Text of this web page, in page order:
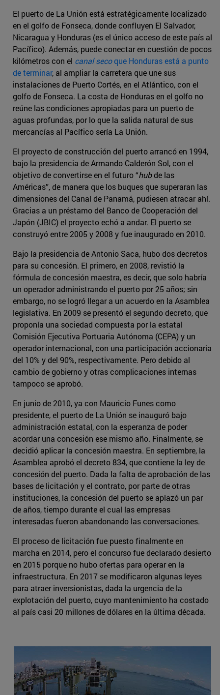
El puerto de La Unión está estratégicamente localizado
en el golfo de Fonseca, donde confluyen El Salvador,
Nicaragua y Honduras (es el único acceso de este país al
Pacífico). Además, puede conectar en cuestión de pocos
kilómetros con el canal secoque Honduras está a punto
de terminar, al ampliar la carretera que une sus
instalaciones de Puerto Cortés, en el Atlántico, con el
golfo de Fonseca. La costa de Honduras en el golfo no
reúne las condiciones apropiadas para un puerto de
aguas profundas, por lo que la salida natural de sus
mercancías al Pacífico sería La Unión.
El proyecto de construcción del puerto arrancó en 1994,
bajo la presidencia de Armando Calderón Sol, con el
objetivo de convertirse en el futuro “hubde las
Américas”, de manera que los buques que superaran las
dimensiones del Canal de Panamá, pudiesen atracar ahí.
Gracias a un préstamo del Banco de Cooperación del
Japón (JBIC) el proyecto echó a andar. El puerto se
construyó entre 2005 y 2008 y fue inaugurado en 2010.
Bajo la presidencia de Antonio Saca, hubo dos decretos
para su concesión. El primero, en 2008, revistió la
fórmula de concesión maestra, es decir, que solo habría
un operador administrando el puerto por 25 años; sin
embargo, no se logró llegar a un acuerdo en la Asamblea
legislativa. En 2009 se presentó el segundo decreto, que
proponía una sociedad compuesta por la estatal
Comisión Ejecutiva Portuaria Autónoma (CEPA) y un
operador internacional, con una participación accionaria
del 10% y del 90%, respectivamente. Pero debido al
cambio de gobierno y otras complicaciones internas
tampoco se aprobó.
En junio de 2010, ya con Mauricio Funes como
presidente, el puerto de La Unión se inauguró bajo
administración estatal, con la esperanza de poder
acordar una concesión ese mismo año. Finalmente, se
decidió aplicar la concesión maestra. En septiembre, la
Asamblea aprobó el decreto 834, que contiene la ley de
concesión del puerto. Dada la falta de aprobación de las
bases de licitación y el contrato, por parte de otras
instituciones, la concesión del puerto se aplazó un par
de años, tiempo durante el cual las empresas
interesadas fueron abandonando las conversaciones.
El proceso de licitación fue puesto finalmente en
marcha en 2014, pero el concurso fue declarado desierto
en 2015 porque no hubo ofertas para operar en la
infraestructura. En 2017 se modificaron algunas leyes
para atraer inversionistas, dada la urgencia de la
explotación del puerto, cuyo mantenimiento ha costado
al país casi 20 millones de dólares en la última década.